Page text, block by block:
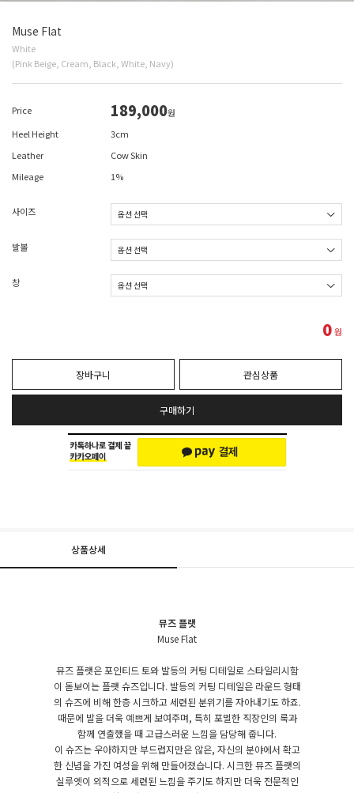
Muse Flat
White
(Pink Beige, Cream, Black, White, Navy)
Price 189,000원
Heel Height
3cm
Leather
Cow Skin
Mileage
1%
사이즈
발볼
창
0원
장바구니 관심상품
구매하기
상품상세
뮤즈 플랫
Muse Flat
뮤즈 플랫은 포인티드 토와 발등의 커팅 디테일로 스타일리시함
이 돋보이는 플랫 슈즈입니다. 발등의 커팅 디테일은 라운드 형태
의 슈즈에 비해 한층 시크하고 세련된 분위기를 자아내기도 하죠.
때문에 발을 더욱 예쁘게 보여주며, 특히 포멀한 직장인의 룩과
함께 연출했을 때 고급스러운 느낌을 담당해 줍니다.
이 슈즈는 우아하지만 부드럽지만은 않은, 자신의 분야에서 확고
한 신념을 가진 여성을 위해 만들어졌습니다. 시크한 뮤즈 플랫의
실루엣이 외적으로 세련된 느낌을 주기도 하지만 더욱 전문적인